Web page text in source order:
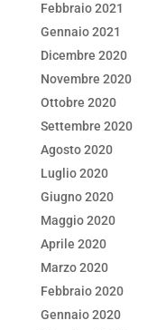
Febbraio 2021
Gennaio 2021
Dicembre 2020
Novembre 2020
Ottobre 2020
Settembre 2020
Agosto 2020
Luglio 2020
Giugno 2020
Maggio 2020
Aprile 2020
Marzo 2020
Febbraio 2020
Gennaio 2020